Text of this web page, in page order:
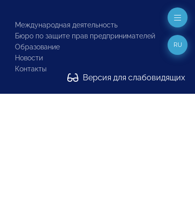
Международная деятельность
Бюро по защите прав предпринимателей
Образование
Новости
Контакты
Версия для слабовидящих
RU